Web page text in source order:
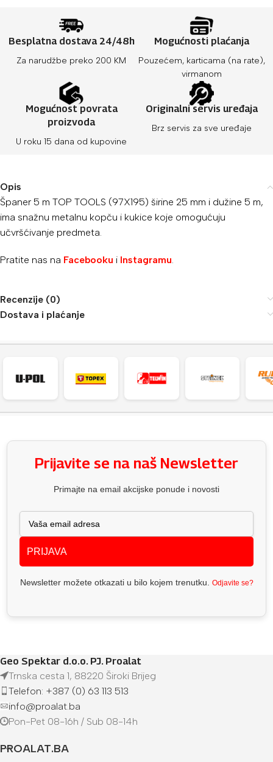
Besplatna dostava 24/48h
Za narudžbe preko 200 KM
Mogućnosti plaćanja
Pouzećem, karticama (na rate),
virmanom
Mogućnost povrata
proizvoda
U roku 15 dana od kupovine
Originalni servis uređaja
Brz servis za sve uređaje
Opis
Španer 5 m TOP TOOLS (97X195) širine 25 mm i dužine 5 m,
ima snažnu metalnu kopču i kukice koje omogućuju
učvršćivanje predmeta.
Pratite nas na Facebooku i Instagramu
Recenzije (0)
Dostava i plaćanje
Prijavite se na naš Newsletter
Primajte na email akcijske ponude i novosti
PRIJAVA
Newsletter možete otkazati u bilo kojem trenutku. Odjavite se?
Geo Spektar d.o.o. PJ. Proalat
Trnska cesta 1, 88220 Široki Brijeg
Telefon: +387 (0) 63 113 513
info@proalat.ba
Pon-Pet 08-16h / Sub 08-14h
PROALAT.BA